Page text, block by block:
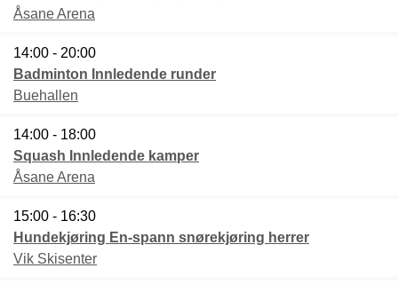
Åsane Arena
14:00 - 20:00
Badminton Innledende runder
Buehallen
14:00 - 18:00
Squash Innledende kamper
Åsane Arena
15:00 - 16:30
Hundekjøring En-spann snørekjøring herrer
Vik Skisenter